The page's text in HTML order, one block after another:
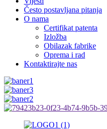
Često postavljana pitanja
O nama
Certifikat patenta
Izložba
Obilazak fabrike
Oprema i rad
Kontaktirajte nas